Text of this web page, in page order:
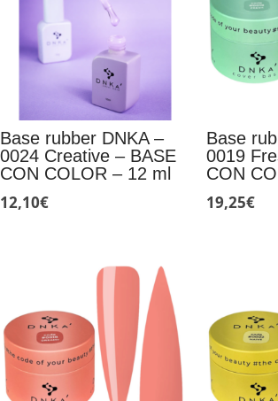
Base rubber DNKA –
0024 Сreative – BASE
CON COLOR – 12 ml
12,10€
Base
0019
CON
19,25€